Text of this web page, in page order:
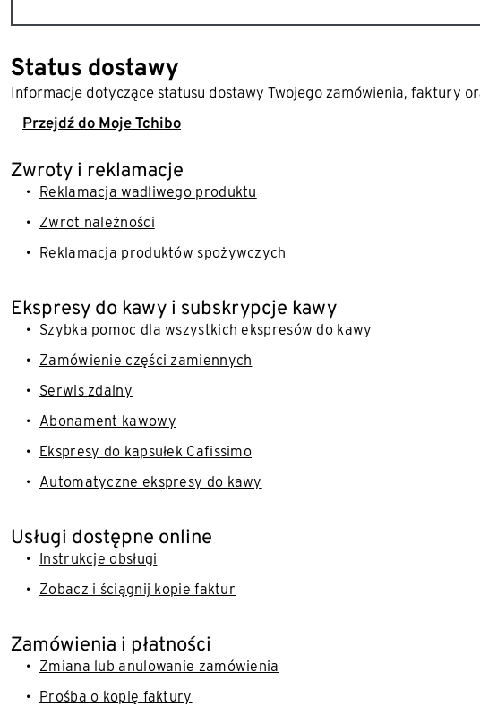
Status dostawy
Informacje dotyczące statusu dostawy Twojego zamówienia, faktury
Przejdź do Moje Tchibo
Zwroty i reklamacje
Reklamacja wadliwego produktu
Zwrot należności
Reklamacja produktów spożywczych
Ekspresy do kawy i subskrypcje kawy
Szybka pomoc dla wszystkich ekspresów do kawy
Zamówienie części zamiennych
Serwis zdalny
Abonament kawowy
Ekspresy do kapsułek Cafissimo
Automatyczne ekspresy do kawy
Usługi dostępne online
Instrukcje obsługi
Zobacz i ściągnij kopie faktur
Zamówienia i płatności
Zmiana lub anulowanie zamówienia
Prośba o kopię faktury